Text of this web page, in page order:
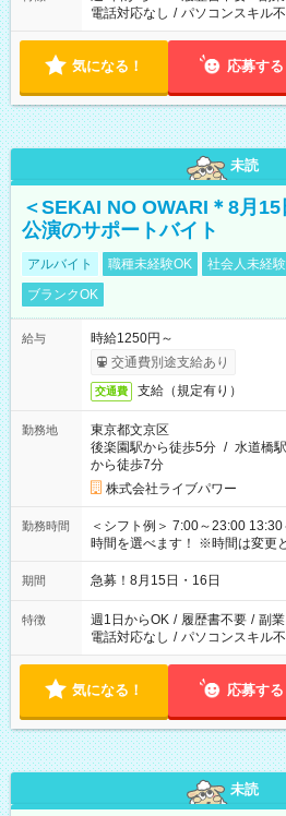
電話対応なし / パソコンスキル
気になる！ 応募する
未読
＜SEKAI NO OWARI＊8月
公演のサポートバイト
アルバイト 職種未経験OK 社会人未経
ブランクOK
給与
時給1250円～
交通費別途支給あり
交通費 支給（規定有り）
勤務地
東京都文京区
後楽園駅から徒歩5分 / 水道橋
から徒歩7分
株式会社ライブパワー
勤務時間
＜シフト例＞ 7:00～23:00 13:30～22:00 上記の時
時間を選べます！ ※時間は変更
期間 急募！8月15日・16日
特徴 週1日からOK / 履歴書不要 / 副
電話対応なし / パソコンスキル
気になる！ 応募する
未読